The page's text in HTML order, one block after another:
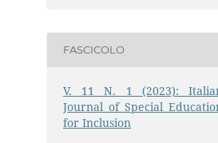
FASCICOLO
V. 11 N. 1 (2023):
Journal of Special
for Inclusion